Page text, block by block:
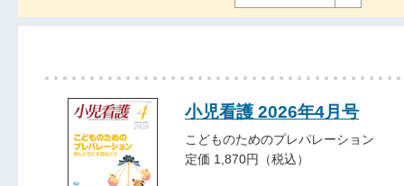
小児看護 2026年4月号
こどものためのプレパレーション
定価 1,870円（税込）